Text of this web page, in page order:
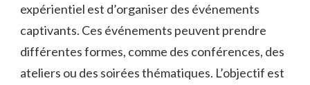
expérientiel est d’organiser‌ des événements
captivants. Ces événements peuvent prendre
différentes formes, comme des conférences,⁢ des
ateliers ou des soirées thématiques. L’objectif est